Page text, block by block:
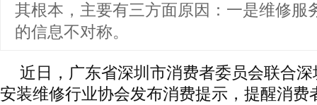
其根本，主要有三方面原因：一是维修服
的信息不对称。
近日，广东省深圳市消费者委员会联合
安装维修行业协会发布消费提示，提醒消费